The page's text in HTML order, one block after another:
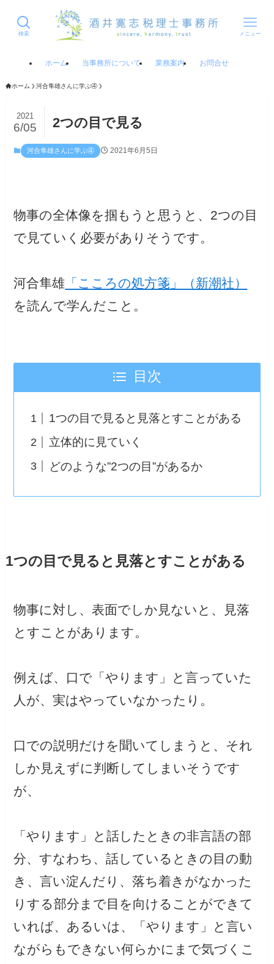
検索 メニュー
ホーム 当事務所について 業務案内 お問合せ
ホーム 河合隼雄さんに学ぶ④
2つの目で見る
2021
6/05
河合隼雄さんに学ぶ④ 2021年6月5日
物事の全体像を掴もうと思うと、2つの目
で見ていく必要がありそうです。
河合隼雄 「こころの処方箋」（新潮社）
を読んで学んだこと。
目次
1つの目で見ると見落とすことがある
立体的に見ていく
どのような”2つの目”があるか
1つの目で見ると見落とすことがある
物事に対し、表面でしか見ないと、見落
とすことがあります。
例えば、口で「やります」と言っていた
人が、実はやっていなかったり。
口での説明だけを聞いてしまうと、それ
しか見えずに判断してしまいそうです
が、
「やります」と話したときの非言語の部
分、すなわち、話しているときの目の動
き、言い淀んだり、落ち着きがなかった
りする部分まで目を向けることができて
いれば、あるいは、「やります」と言い
ながらもできない何らかにまで気づくこ